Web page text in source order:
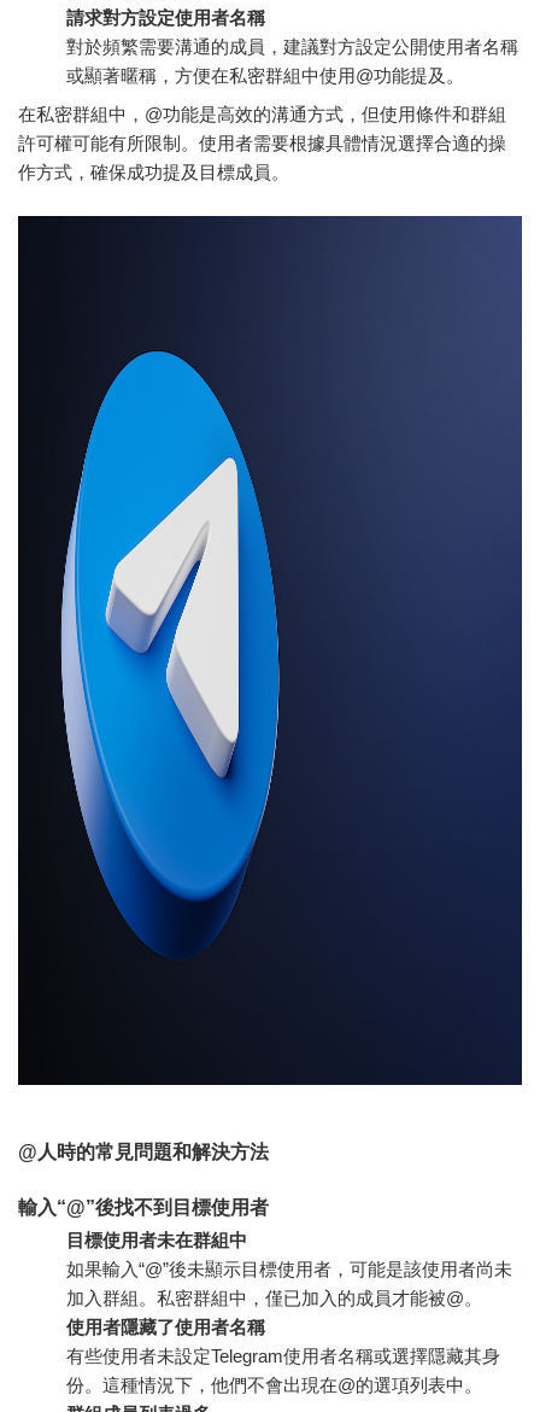
請求對方設定使用者名稱
對於頻繁需要溝通的成員，建議對方設定公開使用者名稱
或顯著暱稱，方便在私密群組中使用@功能提及。
在私密群組中，@功能是高效的溝通方式，但使用條件和群組
許可權可能有所限制。使用者需要根據具體情況選擇合適的操
作方式，確保成功提及目標成員。
@人時的常見問題和解決方法
輸入“@”後找不到目標使用者
目標使用者未在群組中
如果輸入“@”後未顯示目標使用者，可能是該使用者尚未
加入群組。私密群組中，僅已加入的成員才能被@。
使用者隱藏了使用者名稱
有些使用者未設定Telegram使用者名稱或選擇隱藏其身
份。這種情況下，他們不會出現在@的選項列表中。